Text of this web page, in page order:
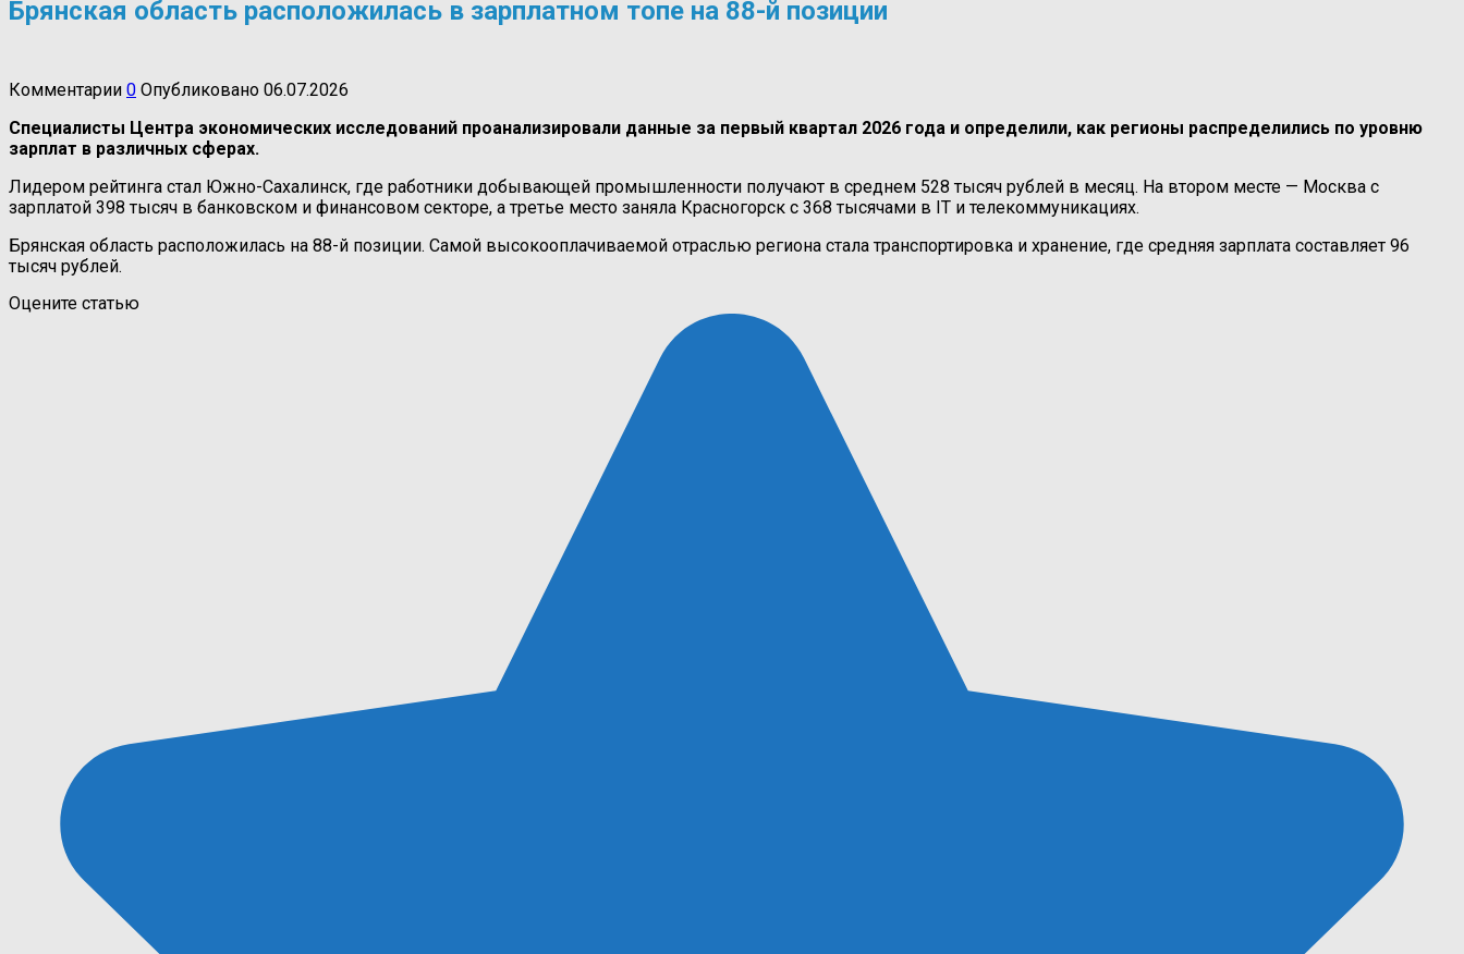
Брянская область расположилась в зарплатном топе на 88-й позиции
Комментарии 0 Опубликовано 06.07.2026
Специалисты Центра экономических исследований проанализировали данные за первый квартал 2026 года и определили, как регионы распределились по уровню
зарплат в различных сферах.
Лидером рейтинга стал Южно-Сахалинск, где работники добывающей промышленности получают в среднем 528 тысяч рублей в месяц. На втором месте — Москва с
зарплатой 398 тысяч в банковском и финансовом секторе, а третье место заняла Красногорск с 368 тысячами в IT и телекоммуникациях.
Брянская область расположилась на 88-й позиции. Самой высокооплачиваемой отраслью региона стала транспортировка и хранение, где средняя зарплата составляет 96
тысяч рублей.
Оцените статью